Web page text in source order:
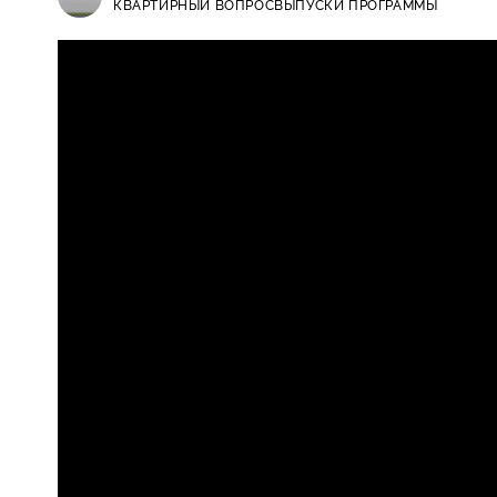
КВАРТИРНЫЙ ВОПРОСВЫПУСКИ ПРОГРАММЫ